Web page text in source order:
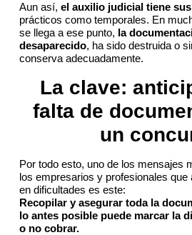
Aun así, el auxilio judicial tiene
prácticos como temporales. En
se llega a ese punto, la
desaparecido, ha sido destruida o
conserva adecuadamente.
La clave:
falta de
un
Por todo esto, uno de los mensajes
los empresarios y profesionales
en dificultades es este:
Recopilar y asegurar toda la
lo antes posible puede marcar la
o no cobrar.